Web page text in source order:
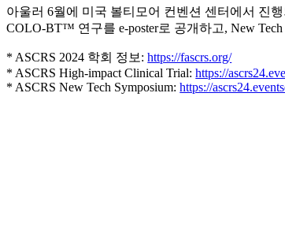
아울러 6월에 미국 볼티모어 컨벤션 센터에서 진행
COLO-BT™ 연구를 e-poster로 공개하고, New
* ASCRS 2024 학회 정보:https://fascrs.org/
* ASCRS High-impact Clinical Trial:https://
* ASCRS New Tech Symposium:https://